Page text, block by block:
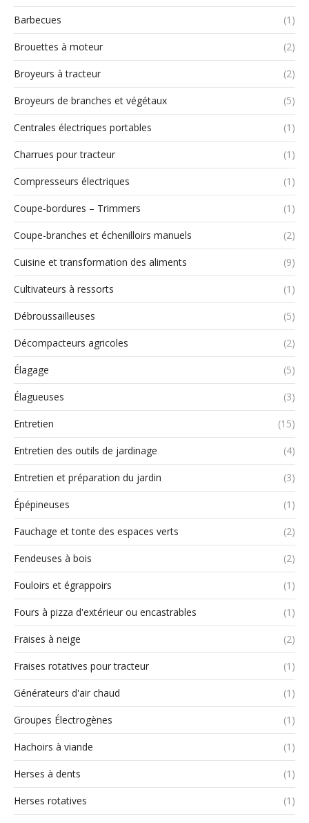
Barbecues (1)
Brouettes à moteur (2)
Broyeurs à tracteur (2)
Broyeurs de branches et végétaux (5)
Centrales électriques portables (1)
Charrues pour tracteur (1)
Compresseurs électriques (1)
Coupe-bordures – Trimmers (1)
Coupe-branches et échenilloirs manuels (2)
Cuisine et transformation des aliments (9)
Cultivateurs à ressorts (1)
Débroussailleuses (5)
Décompacteurs agricoles (2)
Élagage (5)
Élagueuses (3)
Entretien (15)
Entretien des outils de jardinage (4)
Entretien et préparation du jardin (3)
Épépineuses (1)
Fauchage et tonte des espaces verts (2)
Fendeuses à bois (2)
Fouloirs et égrappoirs (1)
Fours à pizza d'extérieur ou encastrables (1)
Fraises à neige (2)
Fraises rotatives pour tracteur (1)
Générateurs d'air chaud (1)
Groupes Électrogènes (1)
Hachoirs à viande (1)
Herses à dents (1)
Herses rotatives (1)